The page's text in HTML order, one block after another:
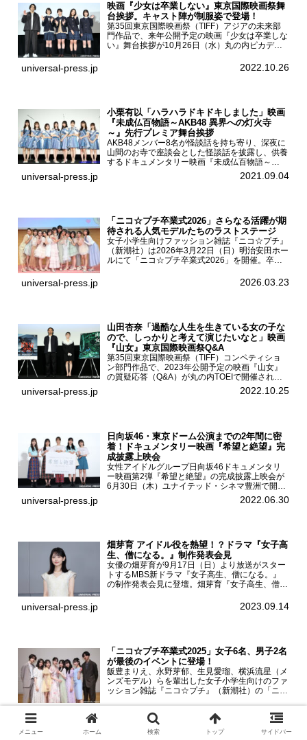
映画『少女は卒業しない』東京国際映画祭舞
台挨拶。キャスト陣が制服姿で登場！
第35回東京国際映画祭（TIFF）アジアの未来部
門作品で、来年公開予定の映画『少女は卒業しな
い』舞台挨拶が10月26日（水）丸の内ピカデリ
宮山莉渚、中井友望、監督の中川駿が登壇。映画
universal-press.jp 2022.10.26
小栗有以「ハラハラドキドキしました」映画
『未成仏百物語～AKB48 異界への灯火寺
～』先行プレミア舞台挨拶
AKB48メンバー8名が怪談話を持ち寄り、深夜に
山間のお寺で座談会とした怪談話を披露し、供養
するドキュメンタリー映画『未成仏百物語～
AKB48異界への灯火寺～』の先行プレミア舞台
挨拶が東京・ユナイテッド・シネマ豊洲で開催さ
universal-press.jp 2021.09.04
「ニコ☆プチ卒業式2026」さらなる活躍が期
待される人気モデルたちのラストステージ
女子小学生向けファッション雑誌『ニコ☆プチ』
（新潮社）は2026年3月22日（日）明治安田ホー
ルにて「ニコ☆プチ卒業式2026」を開催。卒業
ん、末永ひなた、高梨琴乃、土井ありさ、藤田蒼
universal-press.jp 2026.03.23
山田杏奈「過酷な人生を生きている女の子な
ので、しっかりと考えて演じたいなと」映画
『山女』東京国際映画祭Q&A
第35回東京国際映画祭（TIFF）コンペティショ
ン部門作品で、2023年公開予定の映画『山女』
の質疑応答（Q&A）が丸の内TOEIで開催され、
主演を務めた女優の山田杏奈、監督の福永壮志が
登壇。本作について語った。映画『山女』第35
universal-press.jp 2022.10.25
日向坂46・東京ドーム公演までの2年間に密
着！ドキュメンタリー映画『希望と絶望』完
成披露上映会
女性アイドルグループ日向坂46ドキュメンタリ
ー映画第2弾『希望と絶望』の完成披露上映会が
6月30日（木）ユナイテッド・シネマ豊洲で開催
され、日向坂46メンバーの加藤史帆、齊藤京
子、佐々木久美、富田鈴花、松田好花の5人が登
universal-press.jp 2022.06.30
畑芽育 アイドル役を熱望！？ドラマ『女子高
生、僧になる。』制作発表会見
女優の畑芽育が9月17日（日）より放送がスター
トするMBS新ドラマ『女子高生、僧になる。』
の制作発表会見に登壇。畑芽育『女子高生、僧に
ーについて「下白石麦は頭にビックリマークと、
universal-press.jp 2023.09.14
「ニコ☆プチ卒業式2025」女子6名、男子2名
が最後のイベントに登場！
飯豊まりえ、永野芽郁、生見愛瑠、横浜流星（メ
ンズモデル）らを輩出した女子小学生向けのファ
ッション雑誌『ニコ☆プチ』（新潮社）の「ニコ
ルの川瀬翠子、外...
universal-press.jp 2025.05.07
メニュー ホーム 検索 トップ サイドバー